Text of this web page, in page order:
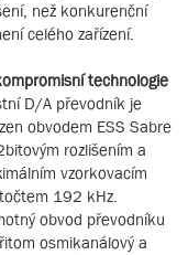
než konkurenční
celého zařízení.
technologie
D/A převodník je
obvodem ESS Sabre
rozlišením a
vzorkovacím
192 kHz.
obvod převodníku
osmikanálový a